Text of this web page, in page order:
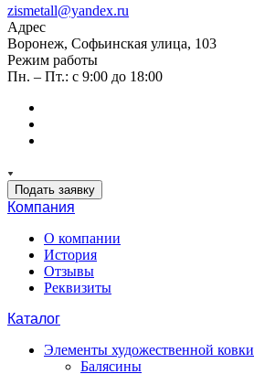
zismetall@yandex.ru
Адрес
Воронеж, Софьинская улица, 103
Режим работы
Пн. – Пт.: с 9:00 до 18:00
Подать заявку
Компания
О компании
История
Отзывы
Реквизиты
Каталог
Элементы художественной ковки
Балясины